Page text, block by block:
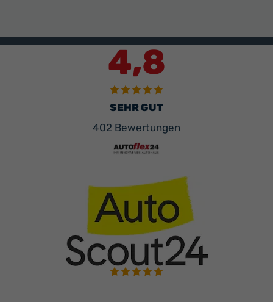
4,8
SEHR GUT
402 Bewertungen